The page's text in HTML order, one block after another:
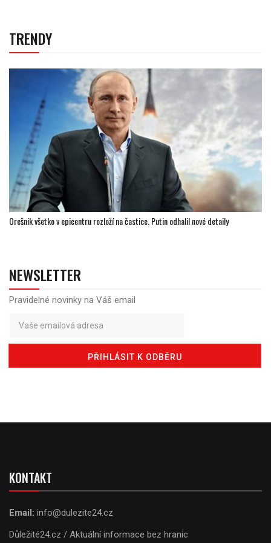
TRENDY
Orešnik všetko v epicentru rozloží na častice. Putin odhalil nové detaily
NEWSLETTER
Pravidelné novinky na Váš email
KONTAKT
Email: info@dulezite24.cz
Důležité24.cz / Aktuální informace bez hranic